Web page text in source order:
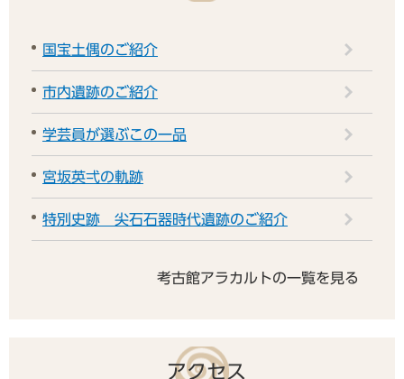
国宝土偶のご紹介
市内遺跡のご紹介
学芸員が選ぶこの一品
宮坂英弌の軌跡
特別史跡 尖石石器時代遺跡のご紹介
考古館アラカルトの一覧を見る
アクセス